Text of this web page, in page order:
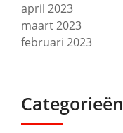
april 2023
maart 2023
februari 2023
Categorieën